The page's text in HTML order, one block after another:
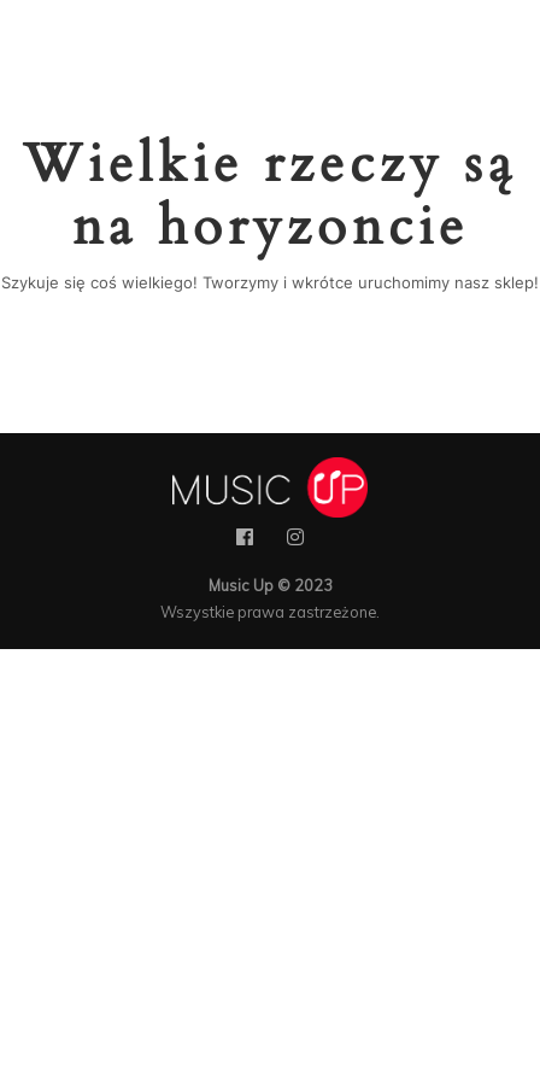
Wielkie rzeczy są
na horyzoncie
Szykuje się coś wielkiego! Tworzymy i wkrótce uruchomimy nasz sklep!
Music Up © 2023
Wszystkie prawa zastrzeżone.